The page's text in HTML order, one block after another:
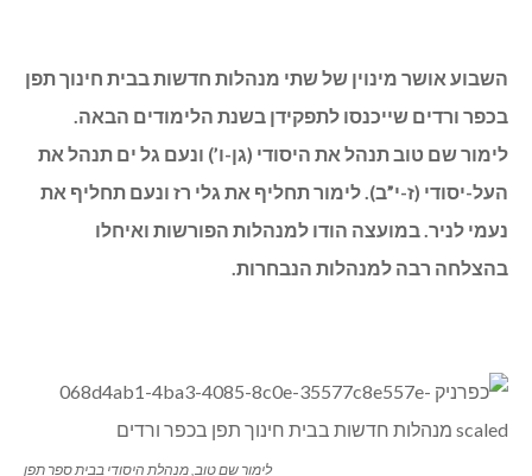
השבוע אושר מינוין של שתי מנהלות חדשות בבית חינוך תפן
בכפר ורדים שייכנסו לתפקידן בשנת הלימודים הבאה.
לימור שם טוב תנהל את היסודי (גן-ו’) ונעם גל ים תנהל את
העל-יסודי (ז-י”ב). לימור תחליף את גלי רז ונעם תחליף את
נעמי לניר. במועצה הודו למנהלות הפורשות ואיחלו
בהצלחה רבה למנהלות הנבחרות.
לימור שם טוב, מנהלת היסודי בבית ספר תפן